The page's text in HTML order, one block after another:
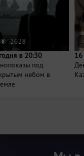
2628
в 20:30
под
небом в
16